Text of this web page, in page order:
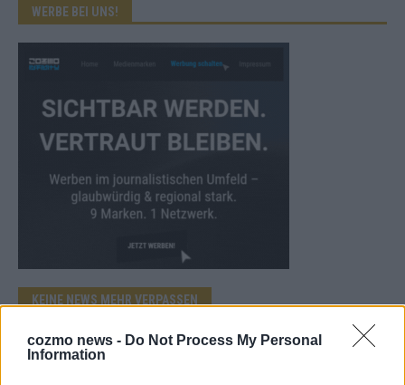
cozmo news - Do Not Process My Personal
Information
WERBE BEI UNS!
KEINE NEWS MEHR VERPASSEN